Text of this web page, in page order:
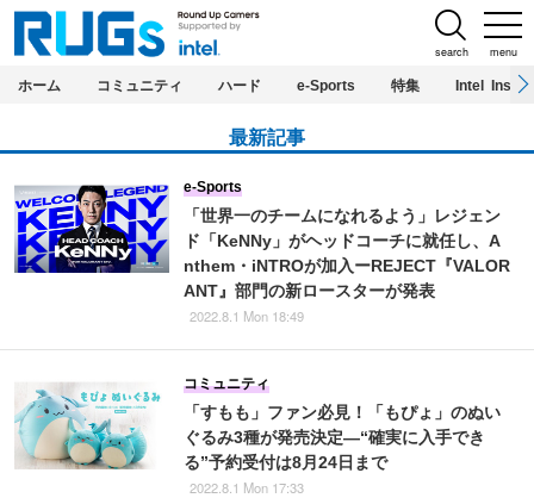
menu
search
ホーム コミュニティ ハード e-Sports 特集 Intel Inside
最新記事
「世界一のチームになれるよう」レジェン
ド「KeNNy」がヘッドコーチに就任し、A
nthem・iNTROが加入ーREJECT『VALOR
ANT』部門の新ロースターが発表
e-Sports
2022.8.1 Mon 18:49
「すもも」ファン必見！「もぴょ」のぬい
ぐるみ3種が発売決定―“確実に入手でき
る”予約受付は8月24日まで
コミュニティ
2022.8.1 Mon 17:33